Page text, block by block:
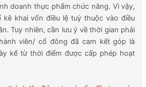
doanh thực phẩm chức năng. Vì vậy,
khai vốn điều lệ tuỳ thuộc vào điều
Tuy nhiên, cần lưu ý về thời gian phải
viên/ cổ đông đã cam kết góp là
kể từ thời điểm được cấp phép hoạt